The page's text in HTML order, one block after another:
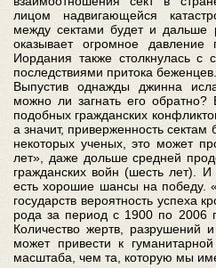
лицом надвигающейся
между сектами будет и дальше
оказывает огромное давление
Иордания также столкнулась с
последствиями притока беженцев.
Выпустив однажды джинна
можно ли загнать его
подобных гражданских
а значит, приверженность
некоторых ученых, это может
лет», даже дольше средней
гражданских войн (шесть лет).
есть хорошие шансы на победу.
государств вероятность успеха
рода за период с 1900 по 2006
Количество жертв, разрушений
может привести к
масштаба, чем та, которую мы